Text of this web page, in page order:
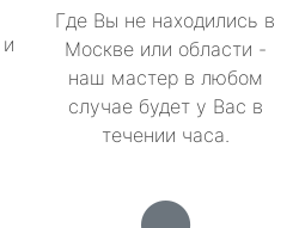
Где Вы не находились в
Москве или области -
наш мастер в любом
случае будет у Вас в
течении часа.